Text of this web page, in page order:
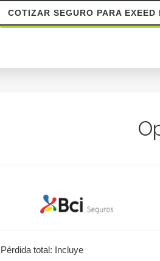
COTIZAR SEGURO PARA EXEED
Pérdida total: Incluye